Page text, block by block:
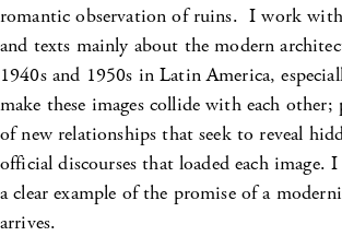
romantic observation of ruins. I work with
and texts mainly about the modern
1940s and 1950s in Latin America,
make these images collide with each other;
of new relationships that seek to reveal
official discourses that loaded each image.
a clear example of the promise of a
arrives.